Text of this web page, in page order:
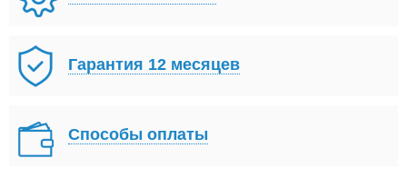
Гарантия 12 месяцев
Способы оплаты